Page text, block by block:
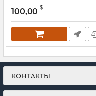
100,00 $
КОНТАКТЫ